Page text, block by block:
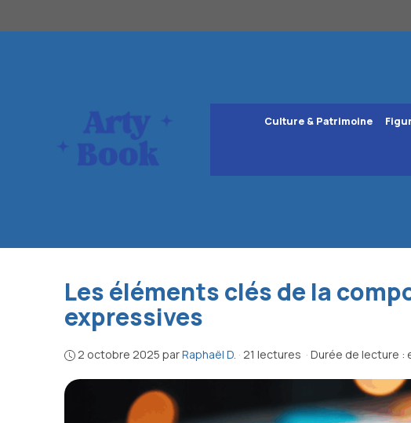
au
Culture & Patrimoine
Les éléments clés de la
expressives
2 octobre 2025 parRaphaël D. · 21 lectures · Durée de lecture :